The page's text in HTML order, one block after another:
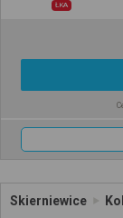
ŁKA
Skierniewice